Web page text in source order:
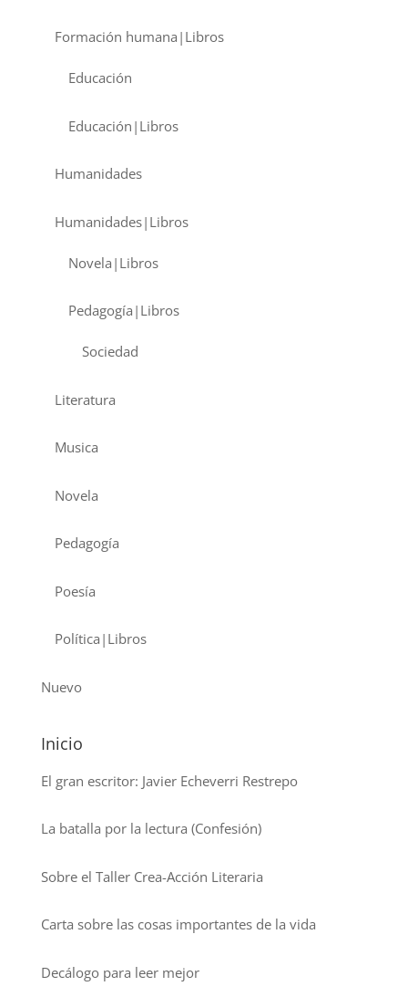
Formación humana|Libros
Educación
Educación|Libros
Humanidades
Humanidades|Libros
Novela|Libros
Pedagogía|Libros
Sociedad
Literatura
Musica
Novela
Pedagogía
Poesía
Política|Libros
Nuevo
Inicio
El gran escritor: Javier Echeverri Restrepo
La batalla por la lectura (Confesión)
Sobre el Taller Crea-Acción Literaria
Carta sobre las cosas importantes de la vida
Decálogo para leer mejor